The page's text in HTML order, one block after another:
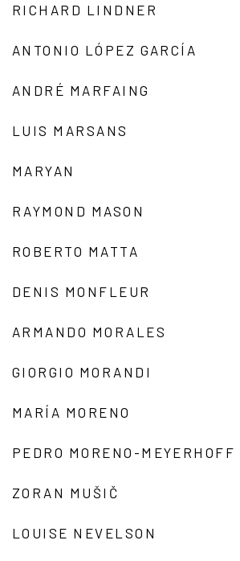
RICHARD LINDNER
ANTONIO LÓPEZ GARCÍA
ANDRÉ MARFAING
LUIS MARSANS
MARYAN
RAYMOND MASON
ROBERTO MATTA
DENIS MONFLEUR
ARMANDO MORALES
GIORGIO MORANDI
MARÍA MORENO
PEDRO MORENO-MEYERHOFF
ZORAN MUŠIČ
LOUISE NEVELSON